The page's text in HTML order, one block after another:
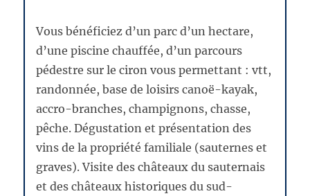
Vous bénéficiez d’un parc d’un hectare,
d’une piscine chauffée, d’un parcours
pédestre sur le ciron vous permettant : vtt,
randonnée, base de loisirs canoë-kayak,
accro-branches, champignons, chasse,
pêche. Dégustation et présentation des
vins de la propriété familiale (sauternes et
graves). Visite des châteaux du sauternais
et des châteaux historiques du sud-